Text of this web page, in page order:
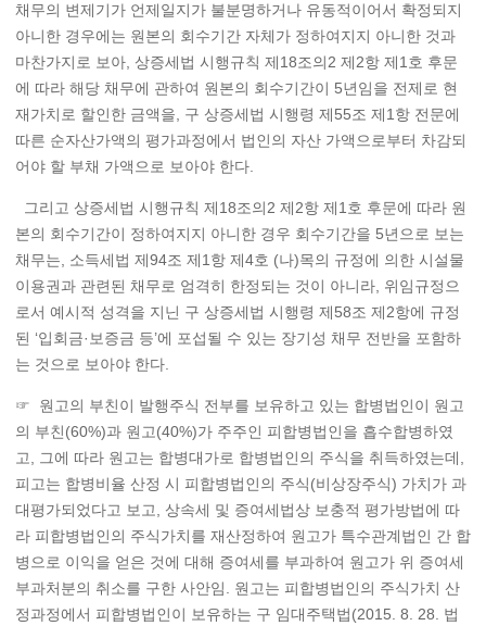
채무의 변제기가 언제일지가 불분명하거나 유동적이어서 확정되지
아니한 경우에는 원본의 회수기간 자체가 정하여지지 아니한 것과
마찬가지로 보아, 상증세법 시행규칙 제18조의2 제2항 제1호 후문
에 따라 해당 채무에 관하여 원본의 회수기간이 5년임을 전제로 현
재가치로 할인한 금액을, 구 상증세법 시행령 제55조 제1항 전문에
따른 순자산가액의 평가과정에서 법인의 자산 가액으로부터 차감되
어야 할 부채 가액으로 보아야 한다.
그리고 상증세법 시행규칙 제18조의2 제2항 제1호 후문에 따라 원
본의 회수기간이 정하여지지 아니한 경우 회수기간을 5년으로 보는
채무는, 소득세법 제94조 제1항 제4호 (나)목의 규정에 의한 시설물
이용권과 관련된 채무로 엄격히 한정되는 것이 아니라, 위임규정으
로서 예시적 성격을 지닌 구 상증세법 시행령 제58조 제2항에 규정
된 ‘입회금·보증금 등’에 포섭될 수 있는 장기성 채무 전반을 포함하
는 것으로 보아야 한다.
☞ 원고의 부친이 발행주식 전부를 보유하고 있는 합병법인이 원고
의 부친(60%)과 원고(40%)가 주주인 피합병법인을 흡수합병하였
고, 그에 따라 원고는 합병대가로 합병법인의 주식을 취득하였는데,
피고는 합병비율 산정 시 피합병법인의 주식(비상장주식) 가치가 과
대평가되었다고 보고, 상속세 및 증여세법상 보충적 평가방법에 따
라 피합병법인의 주식가치를 재산정하여 원고가 특수관계법인 간 합
병으로 이익을 얻은 것에 대해 증여세를 부과하여 원고가 위 증여세
부과처분의 취소를 구한 사안임. 원고는 피합병법인의 주식가치 산
정과정에서 피합병법인이 보유하는 구 임대주택법(2015. 8. 28. 법